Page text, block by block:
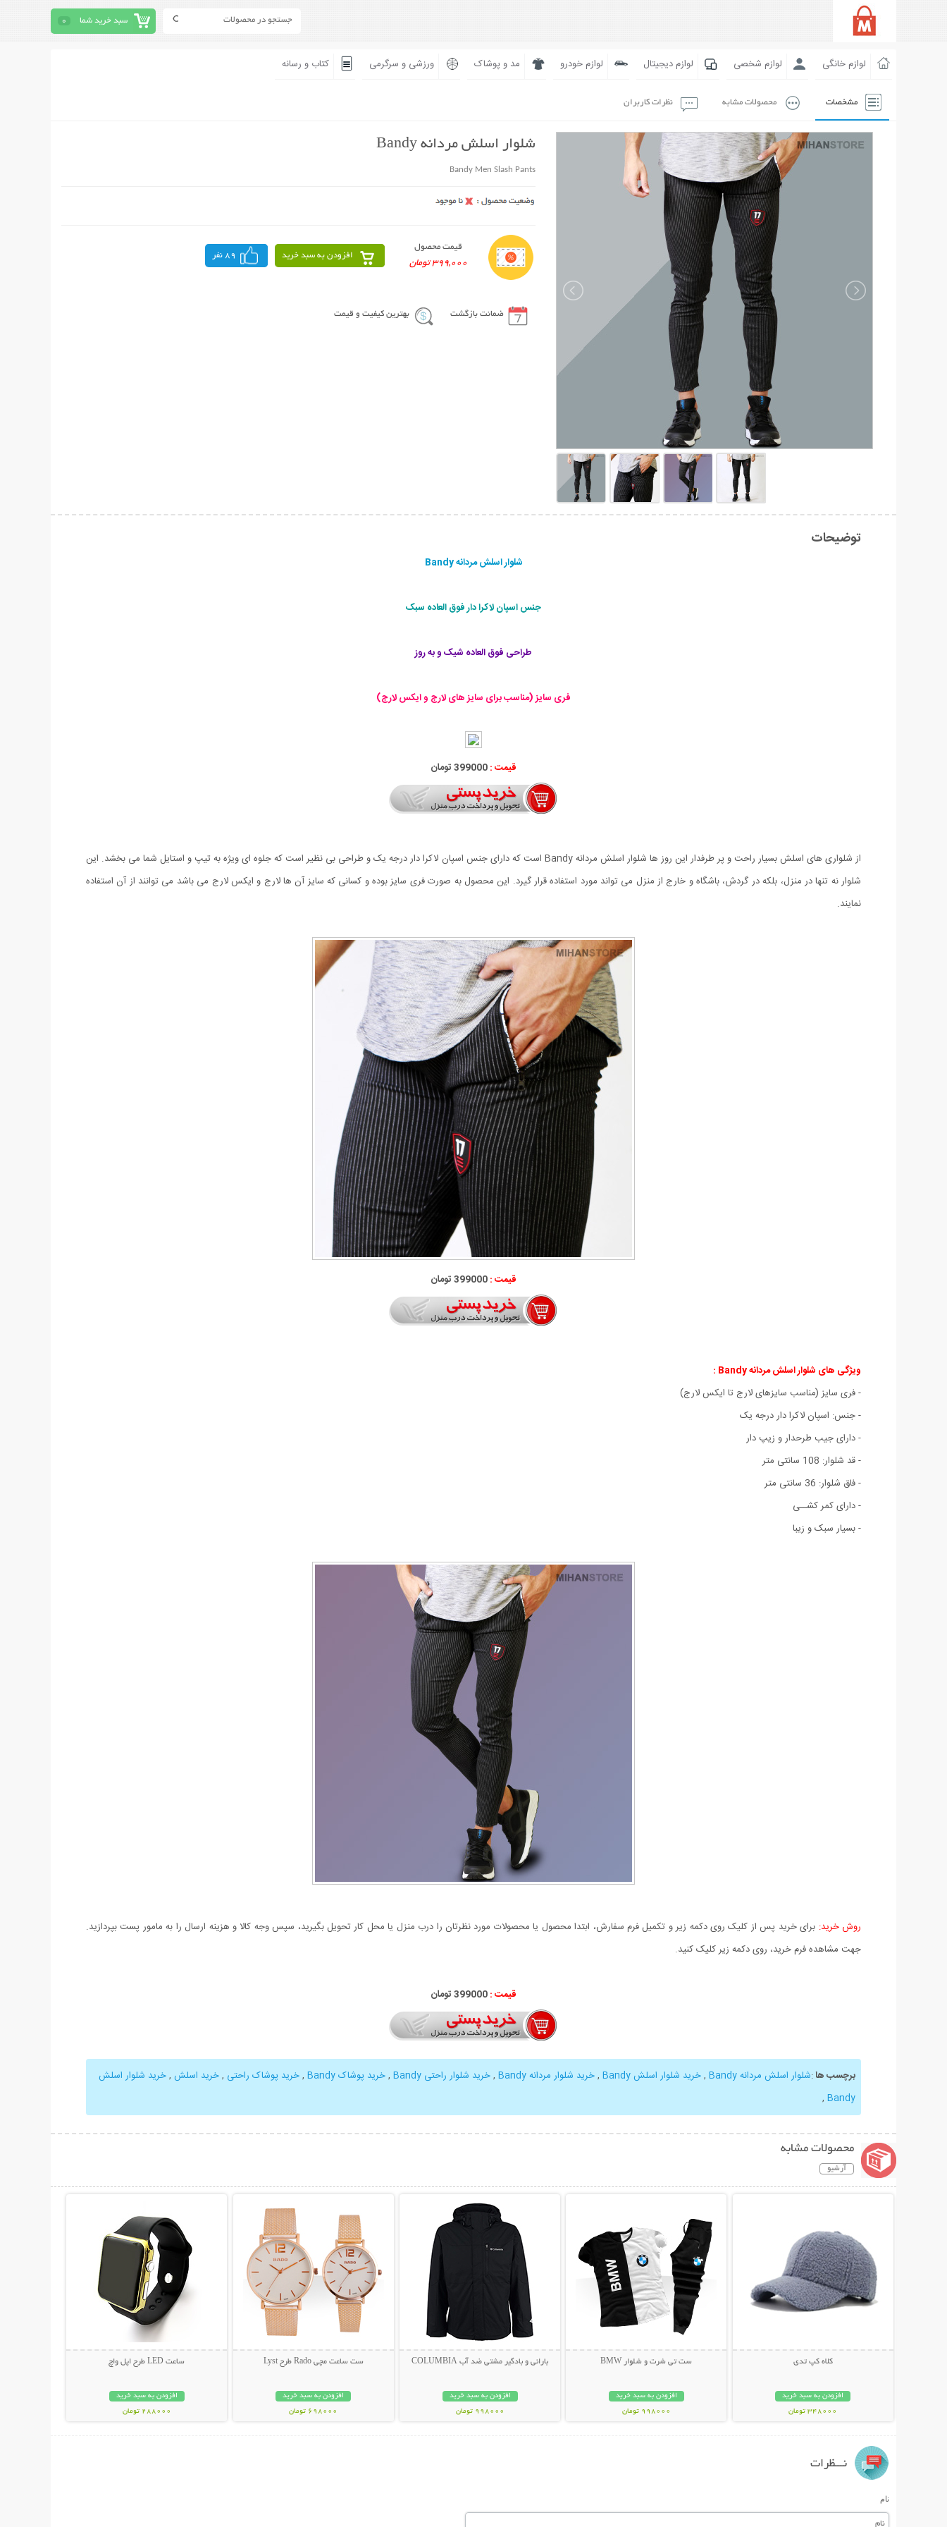
سبد خرید شما 0
لوازم خانگی لوازم شخصی لوازم دیجیتال لوازم خودرو مد و پوشاک ورزشی و سرگرمی کتاب و رسانه
مشخصات محصولات مشابه نظرات کاربران
شلوار اسلش مردانه Bandy
Bandy Men Slash Pants
قیمت محصول
399,000 تومان
افزودن به سبد خرید 89 نفر
ضمانت بازگشت بهترین کیفیت و قیمت
توضیحات
شلوار اسلش مردانه Bandy
جنس اسپان لاكرا دار فوق العاده سبک
طراحی فوق العاده شیک و به روز
فری سایز (مناسب برای سایز های لارج و ایکس لارج)
قیمت :399000 تومان
از شلواری های اسلش بسیار راحت و پر طرفدار این روز ها شلوار اسلش مردانه Bandy است که دارای جنس اسپان لاكرا دار درجه یک و طراحی بی نظیر است که جلوه ای ویژه به تیپ و استایل شما می بخشد. این
شلوار نه تنها در منزل، بلکه در گردش، باشگاه و خارج از منزل می تواند مورد استفاده قرار گیرد. این محصول به صورت فری سایز بوده و کسانی که سایز آن ها لارج و ایکس لارج می باشد می توانند از آن استفاده
نمایند.
قیمت :399000 تومان
ویژگی های شلوار اسلش مردانه Bandy :
- فری سایز (مناسب سایزهای لارج تا ایکس لارج)
- جنس: اسپان لاكرا دار درجه یک
- دارای جیب طرحدار و زیپ دار
- قد شلوار: 108 سانتی متر
- فاق شلوار: 36 سانتی متر
- دارای کمر کشــی
- بسیار سبک و زیبا
روش خرید: برای خرید پس از کلیک روی دکمه زیر و تکمیل فرم سفارش، ابتدا محصول یا محصولات مورد نظرتان را درب منزل یا محل کار تحویل بگیرید، سپس وجه کالا و هزینه ارسال را به مامور پست بپردازید.
جهت مشاهده فرم خرید، روی دکمه زیر کلیک کنید.
قیمت :399000 تومان
برچسب ها:شلوار اسلش مردانه Bandy ,خرید شلوار اسلش Bandy ,خرید شلوار مردانه Bandy ,خرید شلوار راحتی Bandy ,خرید پوشاک Bandy ,خرید پوشاک راحتی ,خرید اسلش ,خرید شلوار اسلش
Bandy
,
محصولات مشابه
آرشیو
کلاه کپ تدی
افزودن به سبد خرید
348000 تومان
ست تی شرت و شلوار BMW
افزودن به سبد خرید
998000 تومان
بارانی و بادگیر مشتی ضد آب COLUMBIA
افزودن به سبد خرید
998000 تومان
ست ساعت مچی Rado طرح Lyst
افزودن به سبد خرید
698000 تومان
ساعت LED طرح اپل واچ
افزودن به سبد خرید
288000 تومان
نـــظرات
نام